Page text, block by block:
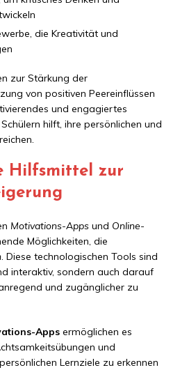
die Kreativität und
zur Stärkung der
von positiven Peereinflüssen
und engagiertes
hilft, ihre persönlichen und
Hilfsmittel zur
Motivations-Apps und Online-
Möglichkeiten, die
. Diese technologischen Tools sind
interaktiv, sondern auch darauf
und zugänglicher zu
Apps ermöglichen es
und
Lernziele zu erkennen